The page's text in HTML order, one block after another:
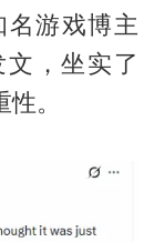
名游戏博主
文，坐实了
。